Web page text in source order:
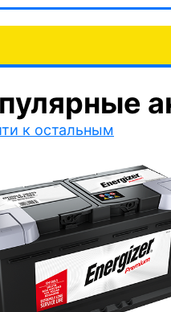
к остальным